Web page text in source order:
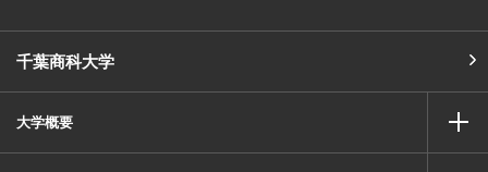
千葉商科大学
大学概要